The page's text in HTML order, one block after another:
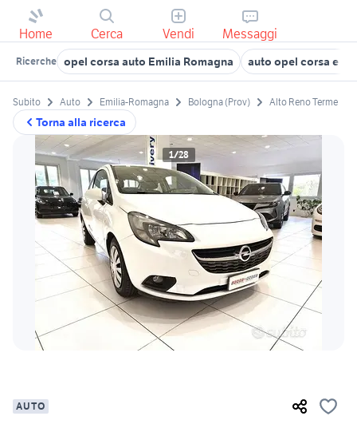
Home Cerca Vendi Messaggi
Ricerche opel corsa auto Emilia Romagna auto opel corsa e
Torna alla ricerca
Subito Auto Emilia-Romagna Bologna (Prov) Alto Reno Terme
1/28
AUTO